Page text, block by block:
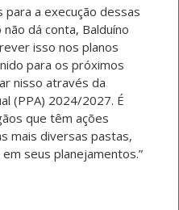
a execução dessas
dá conta, Balduíno
isso nos planos
para os próximos
nisso através da
(PPA) 2024/2027. É
que têm ações
mais diversas pastas,
seus planejamentos.”